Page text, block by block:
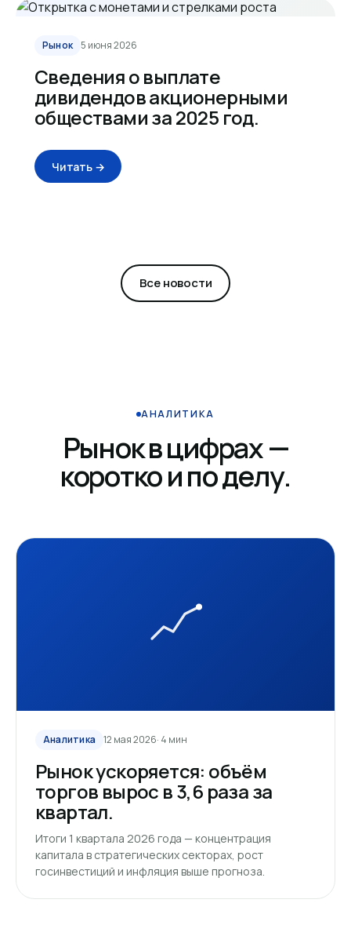
Рынок 5 июня 2026
Сведения о выплате
дивидендов акционерными
обществами за 2025 год.
Читать →
Все новости
АНАЛИТИКА
Рынок в цифрах —
коротко и по делу.
Аналитика 12 мая 2026· 4 мин
Рынок ускоряется: объём
торгов вырос в 3,6 раза за
квартал.
Итоги 1 квартала 2026 года — концентрация
капитала в стратегических секторах, рост
госинвестиций и инфляция выше прогноза.